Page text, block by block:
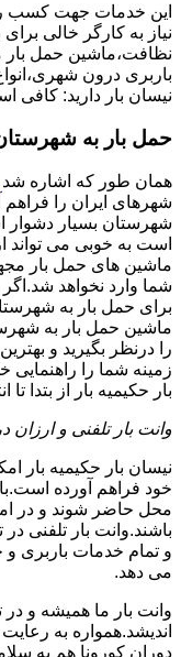
این خدمات جهت کسب
نیاز به کارگر خالی
نظافت،ماشین حمل بار
باربری درون
نیسان بار دارید: کافی
حمل بار به
همان طور که اشاره شد
شهرهای ایران را
شهرستان بسیار دشوار
است به خوبی می تواند
ماشین های حمل بار
شما وارد نخواهد
برای حمل بار به
ماشین حمل بار به
را درنظر بگیرید و
زمینه شما را
بار حکیمیه بار از بتدا
وانت بار تلفنی و ارزان
نیسان بار حکیمیه بار
خود فراهم آورده
محل حاضر شوند و در
باشند.وانت بار تلفنی
و تمام خدمات باربری و
می دهد.
وانت بار ما همیشه و
اندیشد.همواره به رعایت
دوران کورونا هم به